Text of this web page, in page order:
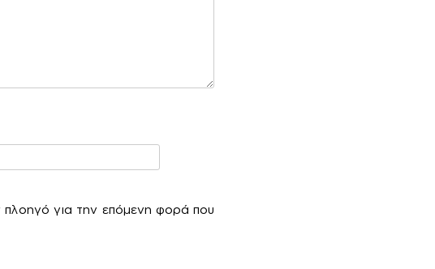
για την επόμενη φορά που